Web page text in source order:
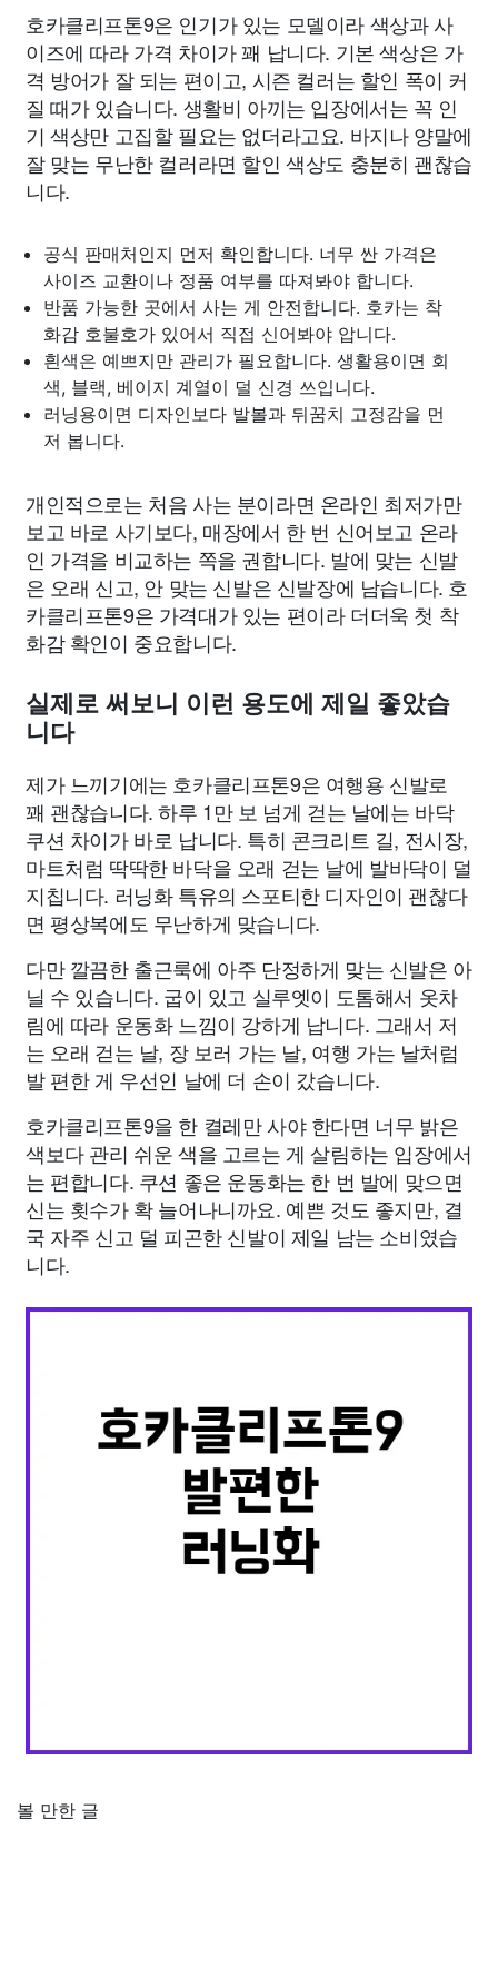
호카클리프톤9은 인기가 있는 모델이라 색상과 사
이즈에 따라 가격 차이가 꽤 납니다. 기본 색상은 가
격 방어가 잘 되는 편이고, 시즌 컬러는 할인 폭이 커
질 때가 있습니다. 생활비 아끼는 입장에서는 꼭 인
기 색상만 고집할 필요는 없더라고요. 바지나 양말에
잘 맞는 무난한 컬러라면 할인 색상도 충분히 괜찮습
니다.
공식 판매처인지 먼저 확인합니다. 너무 싼 가격은
사이즈 교환이나 정품 여부를 따져봐야 합니다.
반품 가능한 곳에서 사는 게 안전합니다. 호카는 착
화감 호불호가 있어서 직접 신어봐야 압니다.
흰색은 예쁘지만 관리가 필요합니다. 생활용이면 회
색, 블랙, 베이지 계열이 덜 신경 쓰입니다.
러닝용이면 디자인보다 발볼과 뒤꿈치 고정감을 먼
저 봅니다.
개인적으로는 처음 사는 분이라면 온라인 최저가만
보고 바로 사기보다, 매장에서 한 번 신어보고 온라
인 가격을 비교하는 쪽을 권합니다. 발에 맞는 신발
은 오래 신고, 안 맞는 신발은 신발장에 남습니다. 호
카클리프톤9은 가격대가 있는 편이라 더더욱 첫 착
화감 확인이 중요합니다.
실제로 써보니 이런 용도에 제일 좋았습
니다
제가 느끼기에는 호카클리프톤9은 여행용 신발로
꽤 괜찮습니다. 하루 1만 보 넘게 걷는 날에는 바닥
쿠션 차이가 바로 납니다. 특히 콘크리트 길, 전시장,
마트처럼 딱딱한 바닥을 오래 걷는 날에 발바닥이 덜
지칩니다. 러닝화 특유의 스포티한 디자인이 괜찮다
면 평상복에도 무난하게 맞습니다.
다만 깔끔한 출근룩에 아주 단정하게 맞는 신발은 아
닐 수 있습니다. 굽이 있고 실루엣이 도톰해서 옷차
림에 따라 운동화 느낌이 강하게 납니다. 그래서 저
는 오래 걷는 날, 장 보러 가는 날, 여행 가는 날처럼
발 편한 게 우선인 날에 더 손이 갔습니다.
호카클리프톤9을 한 켤레만 사야 한다면 너무 밝은
색보다 관리 쉬운 색을 고르는 게 살림하는 입장에서
는 편합니다. 쿠션 좋은 운동화는 한 번 발에 맞으면
신는 횟수가 확 늘어나니까요. 예쁜 것도 좋지만, 결
국 자주 신고 덜 피곤한 신발이 제일 남는 소비였습
니다.
볼 만한 글